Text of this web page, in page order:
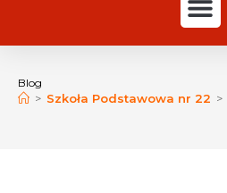
Blog
> Szkoła Podstawowa nr 22 >